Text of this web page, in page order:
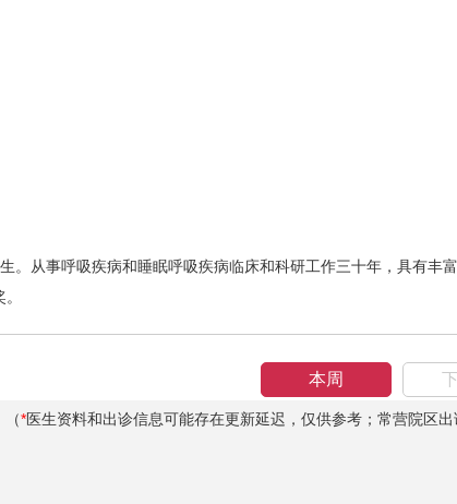
从事呼吸疾病和睡眠呼吸疾病临床和科研工作三十年，具有丰
本周
（*医生资料和出诊信息可能存在更新延迟，仅供参考；常营院区出